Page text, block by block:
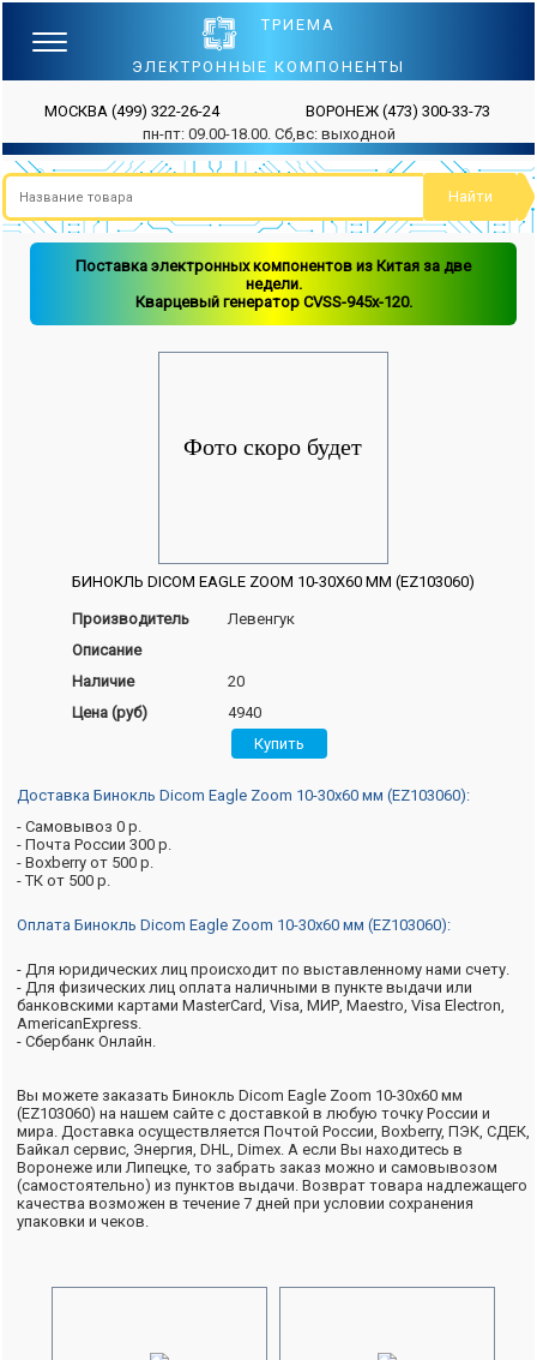
ТРИЕМА
ЭЛЕКТРОННЫЕ КОМПОНЕНТЫ
МОСКВА (499) 322-26-24 ВОРОНЕЖ (473) 300-33-73
пн-пт: 09.00-18.00. Сб,вс: выходной
Поставка электронных компонентов из Китая за две
недели.
Кварцевый генератор CVSS-945x-120.
БИНОКЛЬ DICOM EAGLE ZOOM 10-30X60 ММ (EZ103060)
Производитель
Левенгук
Описание
Наличие
20
Цена (руб)
4940
Доставка Бинокль Dicom Eagle Zoom 10-30x60 мм (EZ103060):
- Самовывоз 0 р.
- Почта России 300 р.
- Boxberry от 500 р.
- ТК от 500 р.
Оплата Бинокль Dicom Eagle Zoom 10-30x60 мм (EZ103060):
- Для юридических лиц происходит по выставленному нами счету.
- Для физических лиц оплата наличными в пункте выдачи или
банковскими картами MasterCard, Visa, МИР, Maestro, Visa Electron,
AmericanExpress.
- Сбербанк Онлайн.
Вы можете заказать Бинокль Dicom Eagle Zoom 10-30x60 мм
(EZ103060) на нашем сайте с доставкой в любую точку России и
мира. Доставка осуществляется Почтой России, Boxberry, ПЭК, СДЕК,
Байкал сервис, Энергия, DHL, Dimex. А если Вы находитесь в
Воронеже или Липецке, то забрать заказ можно и самовывозом
(самостоятельно) из пунктов выдачи. Возврат товара надлежащего
качества возможен в течение 7 дней при условии сохранения
упаковки и чеков.